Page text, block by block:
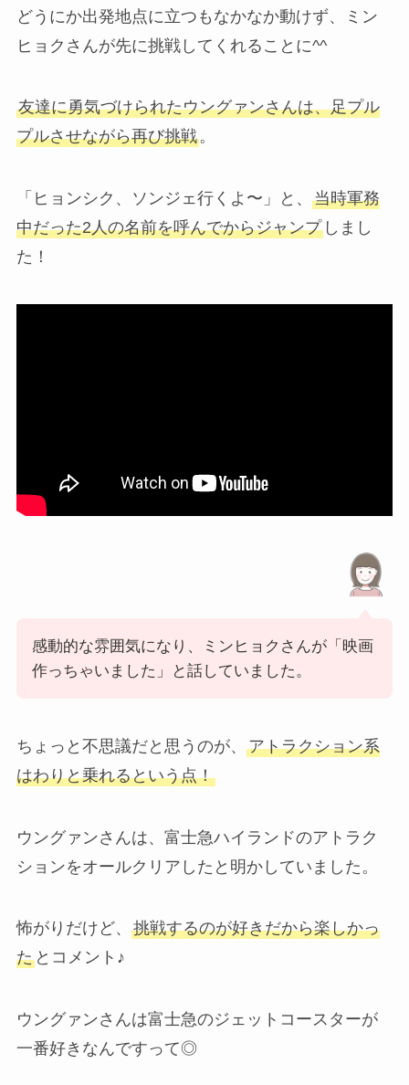
どうにか出発地点に立つもなかなか動けず、ミン
ヒョクさんが先に挑戦してくれることに^^
友達に勇気づけられたウングァンさんは、足プル
プルさせながら再び挑戦。
「ヒョンシク、ソンジェ行くよ〜」と、 当時軍務
中だった2人の名前を呼んでからジャンプしまし
た！
感動的な雰囲気になり、ミンヒョクさんが「映画
作っちゃいました」と話していました。
ちょっと不思議だと思うのが、 アトラクション系
はわりと乗れるという点！
ウングァンさんは、富士急ハイランドのアトラク
ションをオールクリアしたと明かしていました。
怖がりだけど、 挑戦するのが好きだから楽しかっ
たとコメント♪
ウングァンさんは富士急のジェットコースターが
一番好きなんですって◎